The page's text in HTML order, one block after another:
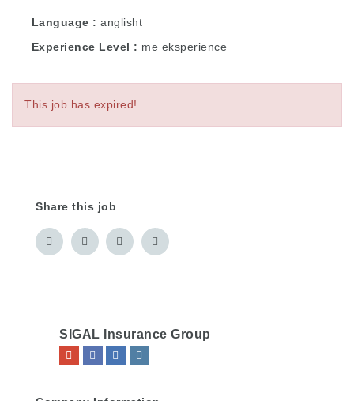
Language
anglisht
Experience Level
me eksperience
This job has expired!
Share this job
SIGAL Insurance Group